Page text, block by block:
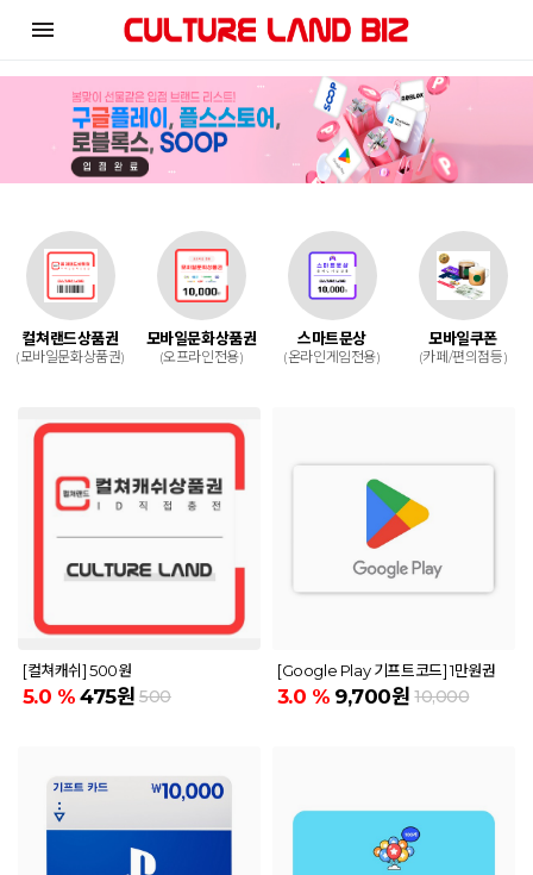
menu
컬쳐랜드상품권
(모바일문화상품권)
모바일문화상품권
(오프라인전용)
스마트문상
(온라인게임전용)
모바일쿠폰
(카페/편의점등)
[컬쳐캐쉬] 500원
5.0 % 475원 500
[Google Play 기프트코드] 1만원권
3.0 % 9,700원 10,000